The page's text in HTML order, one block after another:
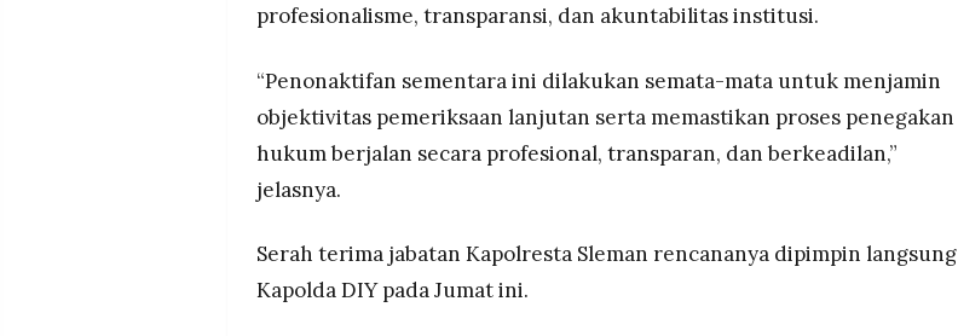
profesionalisme, transparansi, dan akuntabilitas institusi.
“Penonaktifan sementara ini dilakukan semata-mata untuk menjamin
objektivitas pemeriksaan lanjutan serta memastikan proses penegakan
hukum berjalan secara profesional, transparan, dan berkeadilan,”
jelasnya.
Serah terima jabatan Kapolresta Sleman rencananya dipimpin langsung
Kapolda DIY pada Jumat ini.